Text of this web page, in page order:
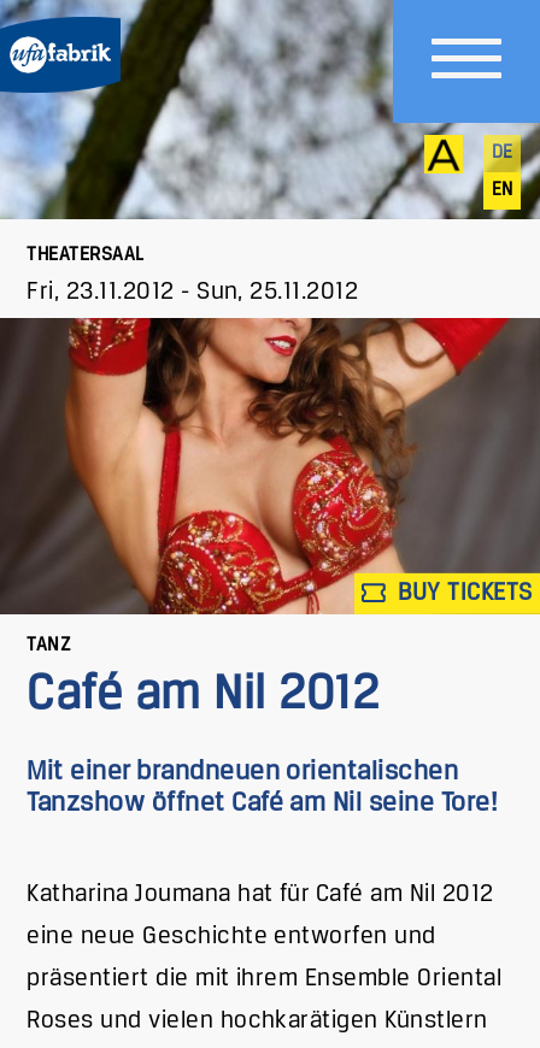
DE
EN
THEATERSAAL
Fri, 23.11.2012 - Sun, 25.11.2012
BUY TICKETS
TANZ
Café am Nil 2012
Mit einer brandneuen orientalischen
Tanzshow öffnet Café am Nil seine Tore!
Katharina Joumana hat für Café am Nil 2012
eine neue Geschichte entworfen und
präsentiert die mit ihrem Ensemble Oriental
Roses und vielen hochkarätigen Künstlern